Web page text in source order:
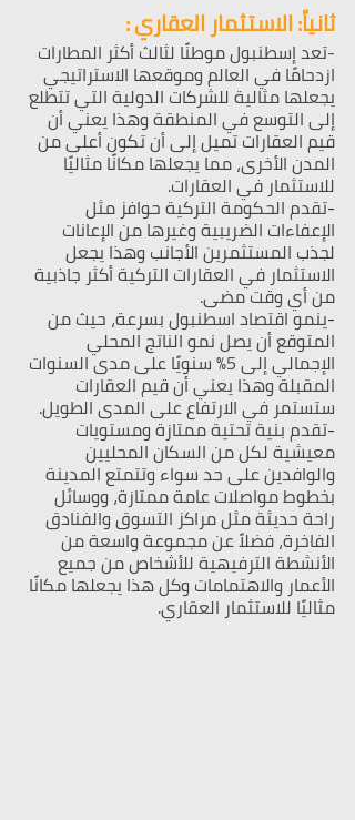
ثانياً: الاستثمار العقاري :
-تعد إسطنبول موطنًا لثالث أكثر المطارات
ازدحامًا في العالم وموقعها الاستراتيجي
يجعلها مثالية للشركات الدولية التي تتطلع
إلى التوسع في المنطقة وهذا يعني أن
قيم العقارات تميل إلى أن تكون أعلى من
المدن الأخرى، مما يجعلها مكانًا مثاليًا
للاستثمار في العقارات.
-تقدم الحكومة التركية حوافز مثل
الإعفاءات الضريبية وغيرها من الإعانات
لجذب المستثمرين الأجانب وهذا يجعل
الاستثمار في العقارات التركية أكثر جاذبية
من أي وقت مضى.
-ينمو اقتصاد اسطنبول بسرعة، حيث من
المتوقع أن يصل نمو الناتج المحلي
الإجمالي إلى 5٪ سنويًا على مدى السنوات
المقبلة وهذا يعني أن قيم العقارات
ستستمر في الارتفاع على المدى الطويل.
-تقدم بنية تحتية ممتازة ومستويات
معيشية لكل من السكان المحليين
والوافدين على حد سواء وتتمتع المدينة
بخطوط مواصلات عامة ممتازة، ووسائل
راحة حديثة مثل مراكز التسوق والفنادق
الفاخرة، فضلاً عن مجموعة واسعة من
الأنشطة الترفيهية للأشخاص من جميع
الأعمار والاهتمامات وكل هذا يجعلها مكانًا
مثاليًا للاستثمار العقاري.